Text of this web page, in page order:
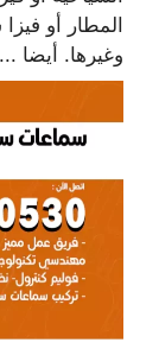
المطار أو
وغيرها. أيضا ...